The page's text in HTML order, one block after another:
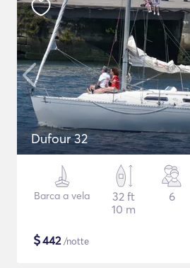
Dufour 32
Barca a vela
32 ft
10 m
6
$442/notte